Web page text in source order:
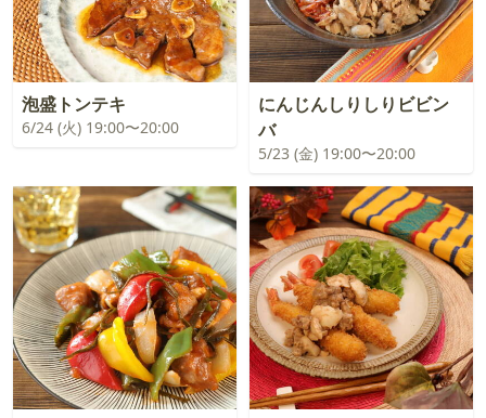
泡盛トンテキ
6/24 (火) 19:00〜20:00
にんじんしりしりビビン
バ
5/23 (金) 19:00〜20:00